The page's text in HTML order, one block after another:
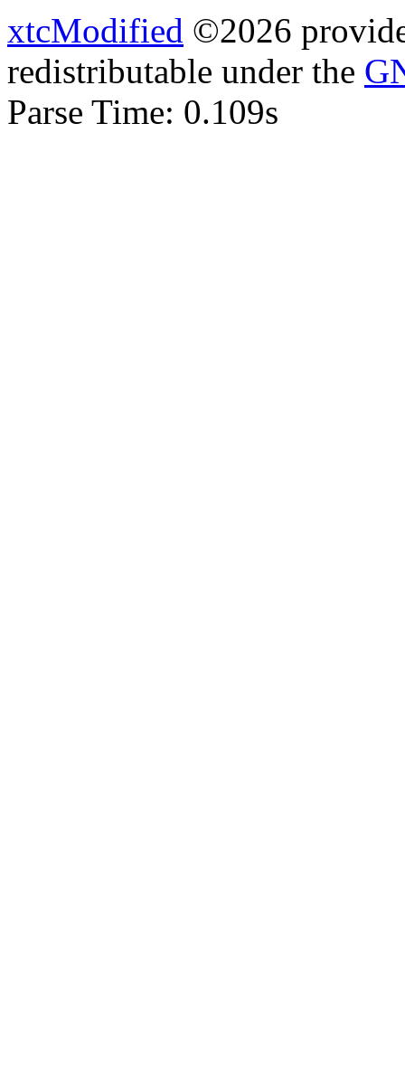
xtcModified ©2026
redistributable under the
Parse Time: 0.109s